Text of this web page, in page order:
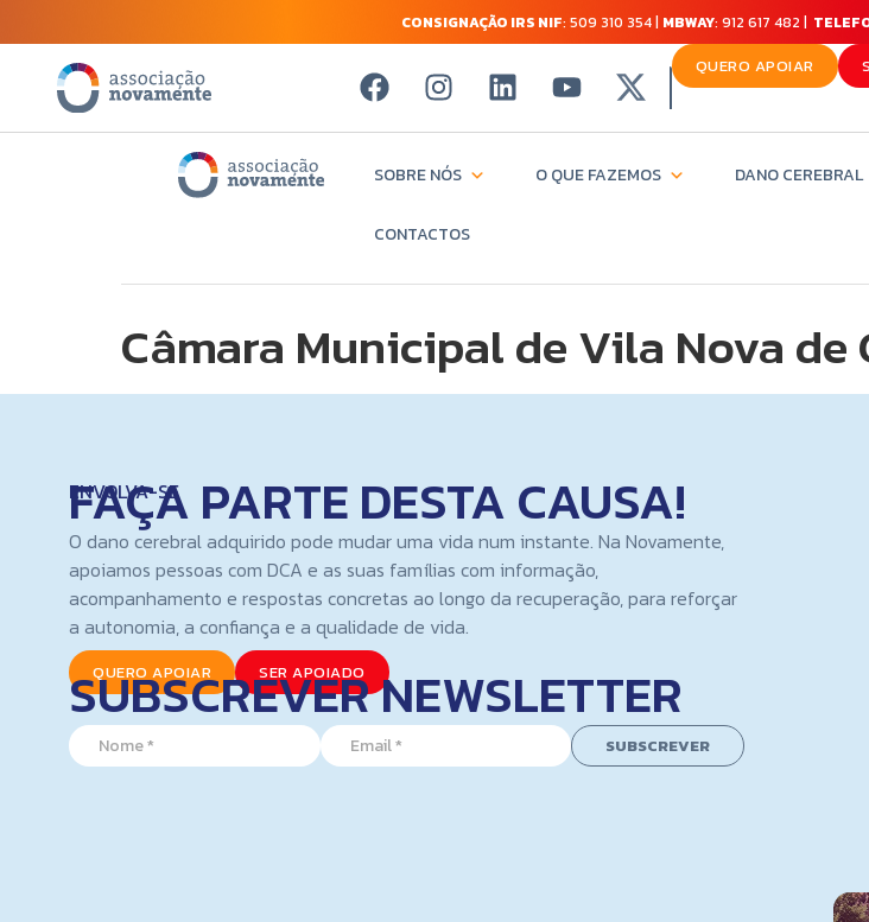
CONSIGNAÇÃO IRS NIF: 509 310 354 | MBWAY: 912 617 482 |
QUERO APOIAR
SOBRE NÓS O QUE FAZEMOS DANO CEREBRAL
CONTACTOS
Câmara Municipal de Vila Nova de
ENVOLVA-SE
FAÇA PARTE DESTA CAUSA!
O dano cerebral adquirido pode mudar uma vida num instante. Na Novamente,
apoiamos pessoas com DCA e as suas famílias com informação,
acompanhamento e respostas concretas ao longo da recuperação, para reforçar
a autonomia, a confiança e a qualidade de vida.
QUERO APOIAR SER APOIADO
SUBSCREVER NEWSLETTER
E
m
a
N
a
E
m SUBSCREVER